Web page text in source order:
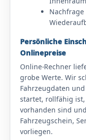
Persönliche
Onlinepreise
Online-Rechner
grobe Werte. Wir
Fahrzeugdaten
startet, rollfähig
vorhanden sind
Fahrzeugschein,
vorliegen.